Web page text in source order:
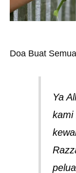
Doa Buat Semua
Ya
kami